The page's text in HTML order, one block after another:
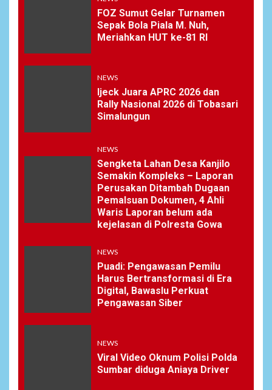
FOZ Sumut Gelar Turnamen
Sepak Bola Piala M. Nuh,
Meriahkan HUT ke-81 RI
NEWS
Ijeck Juara APRC 2026 dan
Rally Nasional 2026 di Tobasari
Simalungun
NEWS
Sengketa Lahan Desa Kanjilo
Semakin Kompleks – Laporan
Perusakan Ditambah Dugaan
Pemalsuan Dokumen, 4 Ahli
Waris Laporan belum ada
kejelasan di Polresta Gowa
NEWS
Puadi: Pengawasan Pemilu
Harus Bertransformasi di Era
Digital, Bawaslu Perkuat
Pengawasan Siber
NEWS
Viral Video Oknum Polisi Polda
Sumbar diduga Aniaya Driver